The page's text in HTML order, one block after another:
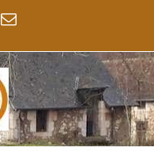
Email